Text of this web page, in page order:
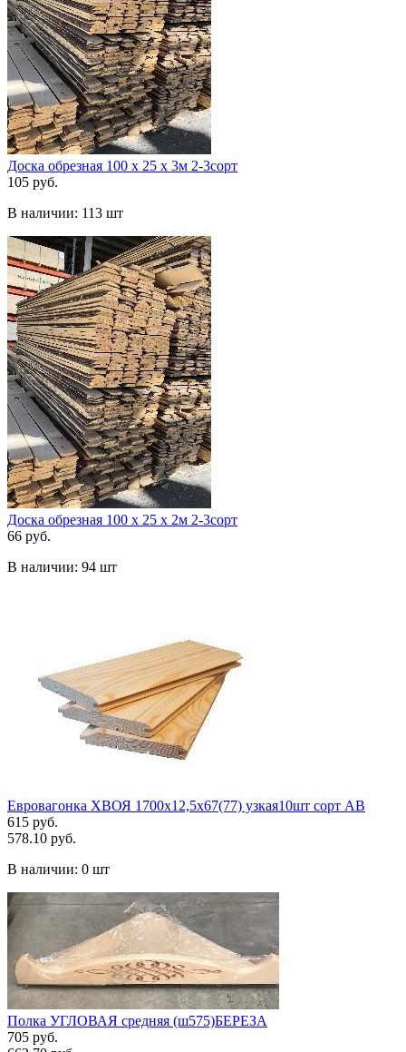
Доска обрезная 100 х 25 х 3м 2-3сорт
105 руб.
В наличии: 113 шт
Доска обрезная 100 х 25 х 2м 2-3сорт
66 руб.
В наличии: 94 шт
Евровагонка ХВОЯ 1700х12,5х67(77) узкая10шт сорт АВ
615 руб.
578.10 руб.
В наличии: 0 шт
Полка УГЛОВАЯ средняя (ш575)БЕРЕЗА
705 руб.